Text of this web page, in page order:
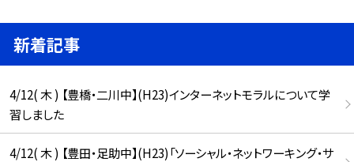
新着記事
4/12( 木 ) 【豊橋・二川中】(H23)インターネットモラルについて学
習しました
4/12( 木 ) 【豊田・足助中】(H23)「ソーシャル・ネットワーキング・サ